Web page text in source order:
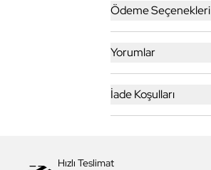
Ödeme Seçenekleri
Yorumlar
İade Koşulları
Hızlı Teslimat